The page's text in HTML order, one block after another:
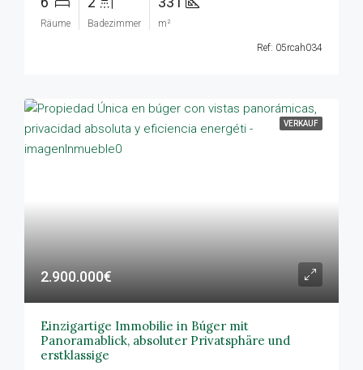
Räume Badezimmer m²
Ref: 05rcah034
VERKAUF
2.900.000€
Einzigartige Immobilie in Búger mit
Panoramablick, absoluter Privatsphäre und
erstklassige